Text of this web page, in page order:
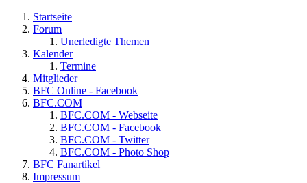
Startseite
Forum
Unerledigte Themen
Kalender
Termine
Mitglieder
BFC Online - Facebook
BFC.COM
BFC.COM - Webseite
BFC.COM - Facebook
BFC.COM - Twitter
BFC.COM - Photo Shop
BFC Fanartikel
Impressum